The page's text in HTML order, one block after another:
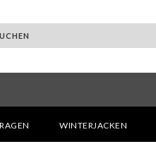
WINTERJACKEN